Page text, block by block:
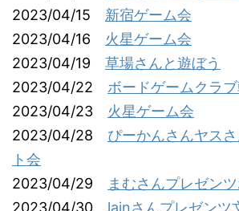
2023/04/15 新宿ゲーム会
2023/04/16 火星ゲーム会
2023/04/19 草場さんと遊ぼう
2023/04/22 ボードゲームクラ
2023/04/23 火星ゲーム会
2023/04/28 ぴーかんさんヤス
ト会
2023/04/29
まむさんプレゼン
2023/04/30 lainさんプレゼンツ